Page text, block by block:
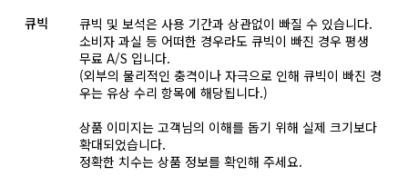
큐빅
큐빅 및 보석은 사용 기간과 상관없이 빠질 수 있습니다.
소비자 과실 등 어떠한 경우라도 큐빅이 빠진 경우 평생
무료 A/S 입니다.
(외부의 물리적인 충격이나 자극으로 인해 큐빅이 빠진 경
우는 유상 수리 항목에 해당됩니다.)
상품 이미지는 고객님의 이해를 돕기 위해 실제 크기보다
확대되었습니다.
정확한 치수는 상품 정보를 확인해 주세요.